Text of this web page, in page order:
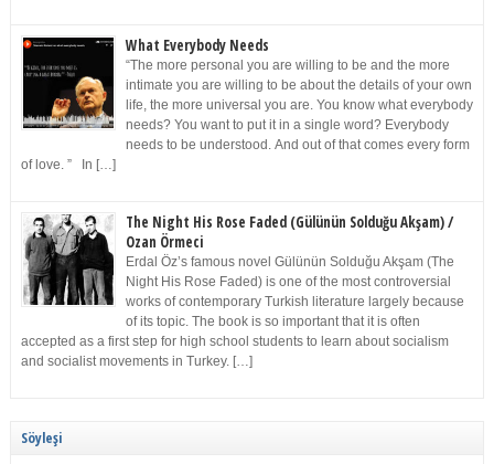
What Everybody Needs
“The more personal you are willing to be and the more
intimate you are willing to be about the details of your own
life, the more universal you are. You know what everybody
needs? You want to put it in a single word? Everybody
needs to be understood. And out of that comes every form
of love. ” In […]
The Night His Rose Faded (Gülünün Solduğu Akşam) /
Ozan Örmeci
Erdal Öz’s famous novel Gülünün Solduğu Akşam (The
Night His Rose Faded) is one of the most controversial
works of contemporary Turkish literature largely because
of its topic. The book is so important that it is often
accepted as a first step for high school students to learn about socialism
and socialist movements in Turkey. […]
Söyleşi